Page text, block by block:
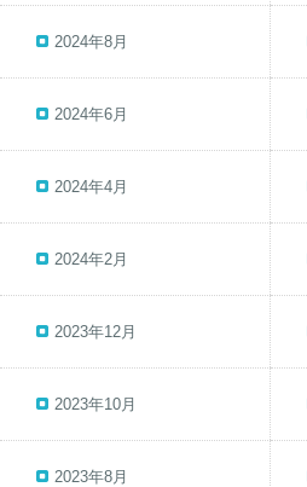
2024年8月
2024年6月
2024年4月
2024年2月
2023年12月
2023年10月
2023年8月